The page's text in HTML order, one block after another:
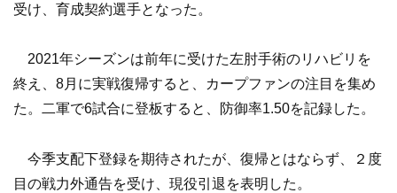
受け、育成契約選手となった。
2021年シーズンは前年に受けた左肘手術のリハビリを
終え、8月に実戦復帰すると、カープファンの注目を集め
た。二軍で6試合に登板すると、防御率1.50を記録した。
今季支配下登録を期待されたが、復帰とはならず、２度
目の戦力外通告を受け、現役引退を表明した。